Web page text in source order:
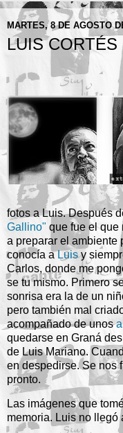
MARTES, 8 DE AGOSTO
LUIS
fotos a Luis. Después
Gallino" que fue el que
a preparar el ambiente
conocía aLuisy
Carlos, donde me
se tu mismo. Primero
sonrisa era la de un
pero también mal
acompañado de unos
quedarse en Graná
de Luis Mariano.
en despedirse. Se nos
pronto.
Las imágenes que
memoria. Luis no llegó